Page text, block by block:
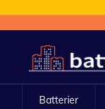
to
Content
Batterier